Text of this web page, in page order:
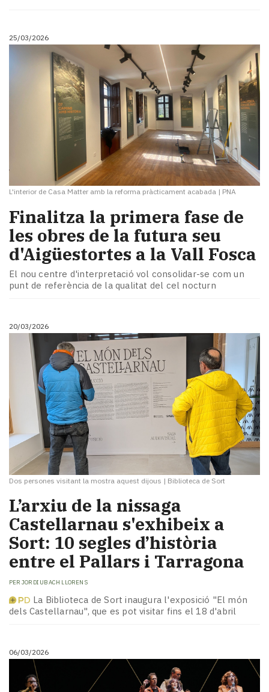
25/03/2026
L'interior de Casa Matter amb la reforma pràcticament acabada | PNA
​Finalitza la primera fase de
les obres de la futura seu
d'Aigüestortes a la Vall Fosca
El nou centre d'interpretació vol consolidar-se com un
punt de referència de la qualitat del cel nocturn
20/03/2026
Dos persones visitant la mostra aquest dijous | Biblioteca de Sort
L’arxiu de la nissaga
Castellarnau s'exhibeix a
Sort: 10 segles d’història
entre el Pallars i Tarragona
PER JORDI UBACH LLORENS
La Biblioteca de Sort inaugura l'exposició "El món
dels Castellarnau", que es pot visitar fins el 18 d'abril
06/03/2026